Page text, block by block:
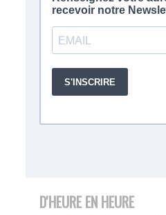
D'HEURE EN HEURE